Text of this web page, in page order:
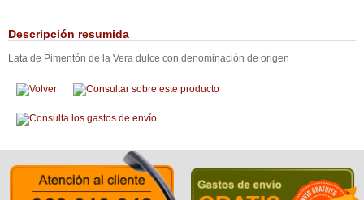
Descripción resumida
Lata de Pimentón de la Vera dulce con denominación de origen